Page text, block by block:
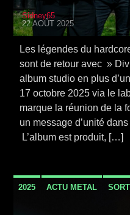
Sidney65
22 AOÛT 2025
Les légendes du
sont de retour avec »
album studio en plus
17 octobre 2025 via le
marque la réunion de la
un message d’unité
L’album est produit, […]
2025 ACTU METAL